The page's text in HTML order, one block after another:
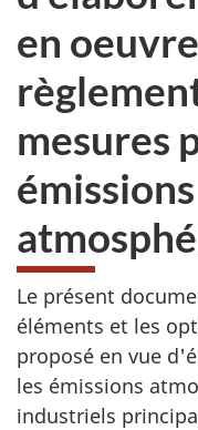
en
mesures
émissions
Le présent
éléments et les
proposé en vue
les émissions
industriels